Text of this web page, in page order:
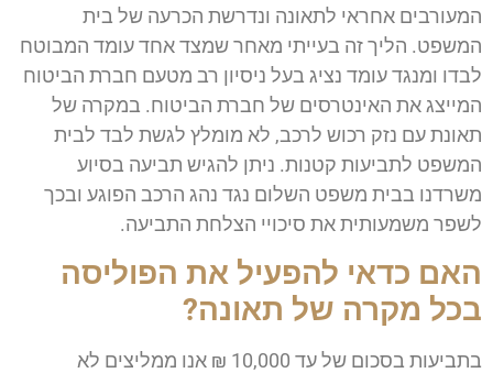
המעורבים אחראי לתאונה ונדרשת הכרעה של בית
המשפט. הליך זה בעייתי מאחר שמצד אחד עומד המבוטח
לבדו ומנגד עומד נציג בעל ניסיון רב מטעם חברת הביטוח
המייצג את האינטרסים של חברת הביטוח. במקרה של
תאונת עם נזק רכוש לרכב, לא מומלץ לגשת לבד לבית
המשפט לתביעות קטנות. ניתן להגיש תביעה בסיוע
משרדנו בבית משפט השלום נגד נהג הרכב הפוגע ובכך
לשפר משמעותית את סיכויי הצלחת התביעה.
האם כדאי להפעיל את הפוליסה
בכל מקרה של תאונה?
בתביעות בסכום של עד 10,000 ₪ אנו ממליצים לא